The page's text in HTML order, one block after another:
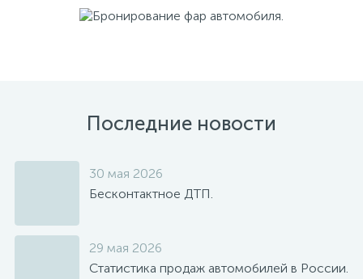
Последние новости
30 мая 2026
Бесконтактное ДТП.
29 мая 2026
Статистика продаж автомобилей в России.